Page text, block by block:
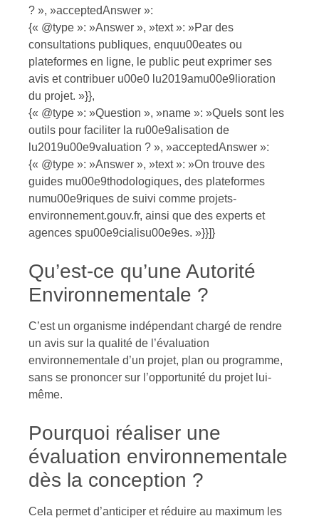
? », »acceptedAnswer »:
{« @type »: »Answer », »text »: »Par des
consultations publiques, enquu00eates ou
plateformes en ligne, le public peut exprimer ses
avis et contribuer u00e0 lu2019amu00e9lioration
du projet. »}},
{« @type »: »Question », »name »: »Quels sont les
outils pour faciliter la ru00e9alisation de
lu2019u00e9valuation ? », »acceptedAnswer »:
{« @type »: »Answer », »text »: »On trouve des
guides mu00e9thodologiques, des plateformes
numu00e9riques de suivi comme projets-
environnement.gouv.fr, ainsi que des experts et
agences spu00e9cialisu00e9es. »}}]}
Qu’est-ce qu’une Autorité
Environnementale ?
C’est un organisme indépendant chargé de rendre
un avis sur la qualité de l’évaluation
environnementale d’un projet, plan ou programme,
sans se prononcer sur l’opportunité du projet lui-
même.
Pourquoi réaliser une
évaluation environnementale
dès la conception ?
Cela permet d’anticiper et réduire au maximum les